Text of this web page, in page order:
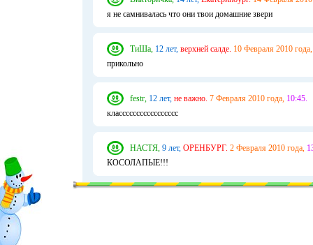
я не самнивалась что они твои домашние звери
ТиШа, 12 лет, верхней салде. 10 Февраля 2010 года,
прикольно
festr, 12 лет, не важно. 7 Февраля 2010 года, 10:45.
классссссссссссссссс
НАСТЯ, 9 лет, ОРЕНБУРГ. 2 Февраля 2010 года,
КОСОЛАПЫЕ!!!